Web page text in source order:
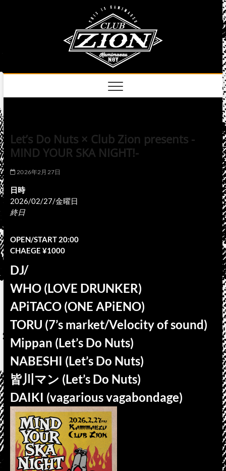
Let’s Do Nuts × Club Zion presents -
MIND YOUR SKA NIGHT!-
2026年2月27日
日時
2026/02/27/金曜日
終日
OPEN/START 20:00
CHAEGE ¥1000
DJ/
WHO (LOVE DRUNKER)
APiTACO (ONE APiENO)
TORU (7’s market/Velocity of sound)
Mippan (Let’s Do Nuts)
NABESHI (Let’s Do Nuts)
皆川マン (Let’s Do Nuts)
DAIKI (vagarious vagabondage)